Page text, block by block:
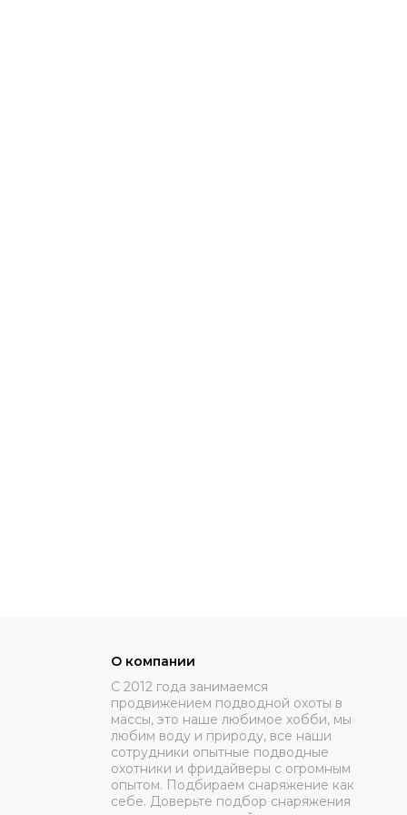
О компании
C 2012 года занимаемся
продвижением подводной охоты в
массы, это наше любимое хобби, мы
любим воду и природу, все наши
сотрудники опытные подводные
охотники и фридайверы с огромным
опытом. Подбираем снаряжение как
себе. Доверьте подбор снаряжения